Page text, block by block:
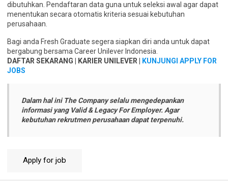
dibutuhkan. Pendaftaran data guna untuk seleksi awal agar dapat
menentukan secara otomatis kriteria sesuai kebutuhan
perusahaan.
Bagi anda Fresh Graduate segera siapkan diri anda untuk dapat
bergabung bersama Career Unilever Indonesia.
DAFTAR SEKARANG | KARIER UNILEVER |
KUNJUNGI APPLY FOR
JOBS
Dalam hal ini The Company selalu mengedepankan
informasi yang Valid & Legacy For Employer. Agar
kebutuhan rekrutmen perusahaan dapat terpenuhi.